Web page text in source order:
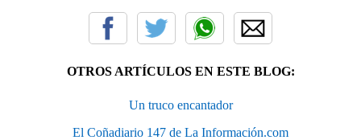
OTROS ARTÍCULOS EN ESTE BLOG:
Un truco encantador
El Coñadiario 147 de La Información.com